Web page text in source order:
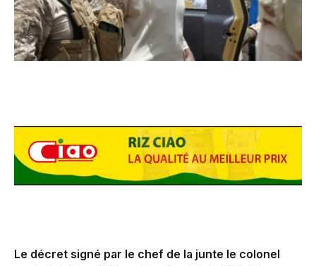
Le décret signé par le chef de la junte le colonel